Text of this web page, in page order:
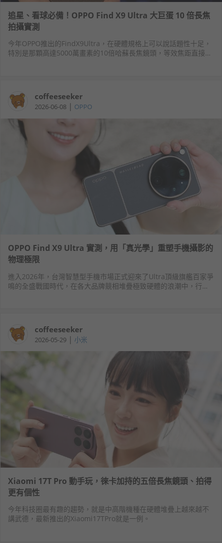
追星、看球必備！OPPO Find X9 Ultra 大巨蛋 10 倍長焦
拍攝實測
今年OPPO推出的FindX9Ultra，在硬體規格上可以說話題性十足，
特別是那顆高達5000萬畫素的10倍哈蘇長焦鏡頭，等效焦距直接拉
coffeeseeker
2026-06-08 | OPPO
OPPO Find X9 Ultra 實測，用「真光學」重塑手機攝影的
物理極限
進入2026年，台灣智慧型手機市場正式迎來了Ultra頂級旗艦百家爭
鳴的全盛戰國時代，在各大品牌競相堆疊極致硬體的浪潮中，行動
coffeeseeker
2026-05-29 | 小米
Xiaomi 17T Pro 動手玩，徠卡加持的五倍長焦鏡頭、拍得
更有個性
今年科技圈最有趣的趨勢，就是中高階機種在硬體堆疊上越來越不
講武德，最新推出的Xiaomi17TPro就是一例。